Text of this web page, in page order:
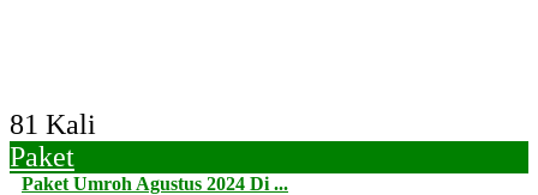
81 Kali
Paket
Paket Umroh Agustus 2024 Di ...